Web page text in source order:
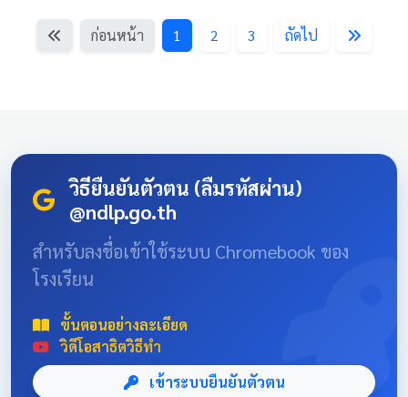
#003366 0%, #004080 100%); border-bottom: 5px solid
top: 10px; } .news-card-single::after { content: "🏆";
position: absolute; font-size: 8rem; bottom: -20px; right:
center; font-family: 'Sarabun', sans-serif; padding: 20px;
max-width: 800px; margin: 0 auto; } 📌 ข่าวประชาสัมพันธ์
แข่งขันและดูรายละเอียดเพิ่มเติม การแข่งขันศิลปหัตถกรรม
นักเรียนครั้งที่ 73 โซนอุบลเหนือ จังหวัดอุบลราชธานี
ก่อนหน้า 1 2 3 ถัดไป
วิธียืนยันตัวตน (ลืมรหัสผ่าน)
@ndlp.go.th
สำหรับลงชื่อเข้าใช้ระบบ Chromebook ของ
โรงเรียน
ขั้นตอนอย่างละเอียด
วิดีโอสาธิตวิธีทำ
เข้าระบบยืนยันตัวตน